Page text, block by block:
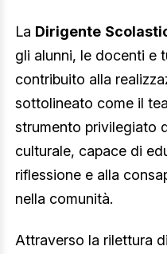
La Dirigente
gli alunni, le docenti e
contribuito alla
sottolineato come il
strumento privilegiato
culturale, capace di
riflessione e alla
nella comunità.
Attraverso la rilettura